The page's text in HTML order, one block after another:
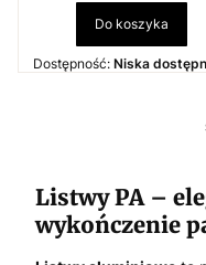
Do koszyka
Dostępność: Niska
Listwy PA –
wykończenie